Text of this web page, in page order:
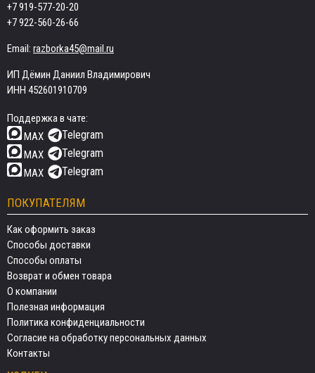
+7 919-577-20-20
+7 922-560-26-66
Email: razborka45@mail.ru
ИП Дёмин Даниил Владимирович
ИНН 452601910709
Поддержка в чате:
MAX
Telegram
MAX Telegram
MAX Telegram
ПОКУПАТЕЛЯМ
Как оформить заказ
Способы доставки
Способы оплаты
Возврат и обмен товара
О компании
Полезная информация
Политика конфиденциальности
Согласие на обработку персональных данных
Контакты